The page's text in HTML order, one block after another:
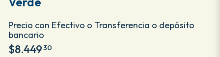
Precio con Efectivo o Transferencia o depósito
bancario
$8.44930